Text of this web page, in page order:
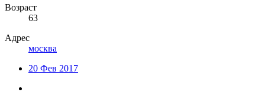
Возраст
63
Адрес
москва
20 Фев 2017